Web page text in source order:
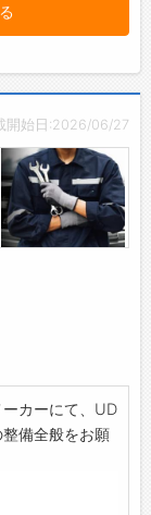
ベルの全社一
時間の充実を
を入れていま
トライトが当
の意見を取り
しています！
とで効率化を
環境です♪
測され、お客
だけるよう365
ます！
社）
の魅力です。
できると思
や売れるものが
るのか、どうや
ら提案するこ
ときは、達成
ない仕事だと
営業を目指し
、マツダ、ス
イハツ、
ディ、フォル
格を取得で
社負担※2回目
ず自動車整備
だきます。
要とする場合も
しながら受験
動車整備士2級
など、多様な
ルアップを目
業していただ
いもあります◎
）
とで、自社以
！
開始日:2026/06/27
カーにて、UD
備全般をお願